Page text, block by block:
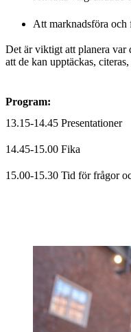
Att marknadsföra
Det är viktigt att planera var
att de kan upptäckas,
Program:
13.15-14.45 Presentationer
14.45-15.00 Fika
15.00-15.30 Tid för frågor